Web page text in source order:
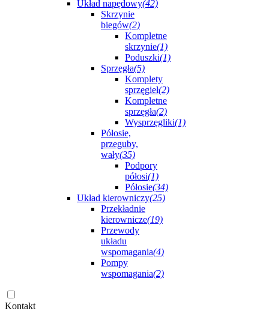
Układ napędowy(42)
Skrzynie
biegów(2)
Kompletne
skrzynie(1)
Poduszki(1)
Sprzęgła(5)
Komplety
sprzęgieł(2)
Kompletne
sprzęgła(2)
Wysprzęgliki(1)
Półosie,
przeguby,
wały(35)
Podpory
półosi(1)
Półosie(34)
Układ kierowniczy(25)
Przekładnie
kierownicze(19)
Przewody
układu
wspomagania(4)
Pompy
wspomagania(2)
Kontakt